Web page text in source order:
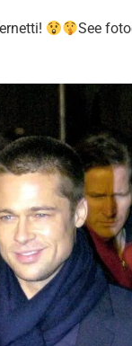
See